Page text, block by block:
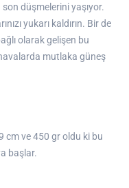
düşmelerini yaşıyor.
yukarı kaldırın. Bir de
olarak gelişen bu
mutlaka güneş
cm ve 450 gr oldu ki bu
başlar.